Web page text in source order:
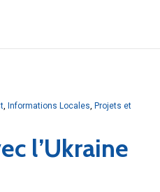
, Informations Locales, Projets et
l’Ukraine